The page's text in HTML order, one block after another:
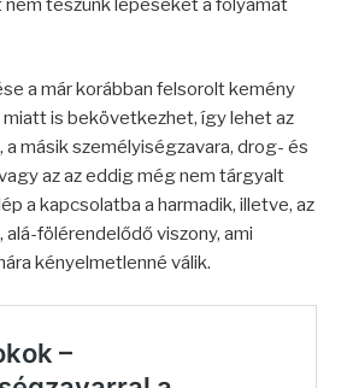
a már korábban felsorolt kemény
is bekövetkezhet, így lehet az
a másik személyiségzavara, drog- és
az az eddig még nem tárgyalt
a kapcsolatba a harmadik, illetve, az
alá-fölérendelődő viszony, ami
kényelmetlenné válik.